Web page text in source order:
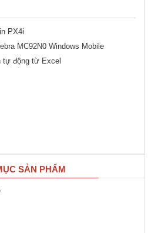
PX4i
MC92N0 Windows Mobile
tự động từ Excel
SẢN PHẨM